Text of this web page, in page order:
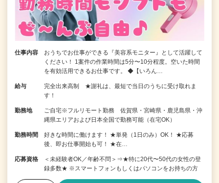
仕事内容
おうちでお仕事ができる『美容系モニター』として活躍して
ください！ 1案件の作業時間は5分〜10分程度。空いた時間
を有効活用できるお仕事です。 ◆【いろん…
給与
完全出来高制 ★謝礼は、最短で当日のうちに受け取れま
す！
勤務地
ご自宅※フルリモート勤務 佐賀県・宮崎県・鹿児島県・沖
縄県エリアおよび日本全国で勤務可能（在宅OK）
勤務時間
好きな時間に働けます！ ★単発（1日のみ）OK！ ★応募
後、即お仕事開始も可！ ★在…
応募資格
＜未経験者OK／年齢不問＞⇒★特に20代〜50代の女性の登
録多数★ ※スマートフォンもしくはパソコンをお持ちの方